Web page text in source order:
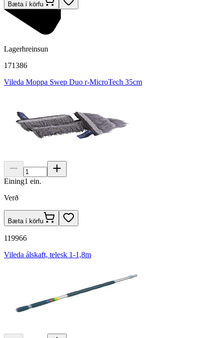
Bæta í körfu
Lagerhreinsun
171386
Vileda Moppa Swep Duo r-MicroTech 35cm
Eining1 ein.
Verð
Bæta í körfu
119966
Vileda álskaft, telesk 1-1,8m